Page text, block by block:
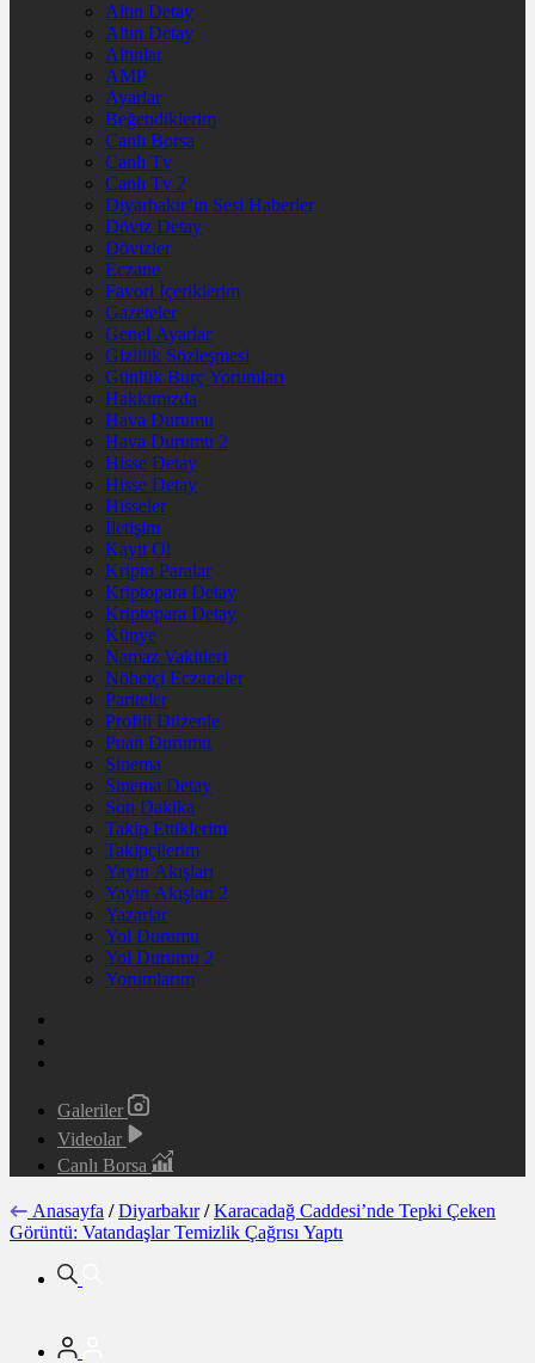
Altın Detay
Altın Detay
Altınlar
AMP
Ayarlar
Beğendiklerim
Canlı Borsa
Canlı Tv
Canlı Tv 2
Diyarbakır’ın Sesi Haberler
Döviz Detay
Dövizler
Eczane
Favori İçeriklerim
Gazeteler
Genel Ayarlar
Gizlilik Sözleşmesi
Günlük Burç Yorumları
Hakkımızda
Hava Durumu
Hava Durumu 2
Hisse Detay
Hisse Detay
Hisseler
İletişim
Kayıt Ol
Kripto Paralar
Kriptopara Detay
Kriptopara Detay
Künye
Namaz Vakitleri
Nöbetçi Eczaneler
Pariteler
Profili Düzenle
Puan Durumu
Sinema
Sinema Detay
Son Dakika
Takip Ettiklerim
Takipçilerim
Yayın Akışları
Yayın Akışları 2
Yazarlar
Yol Durumu
Yol Durumu 2
Yorumlarım
Galeriler
Videolar
Canlı Borsa
Anasayfa / Diyarbakır / Karacadağ Caddesi’nde Tepki Çeken
Görüntü: Vatandaşlar Temizlik Çağrısı Yaptı